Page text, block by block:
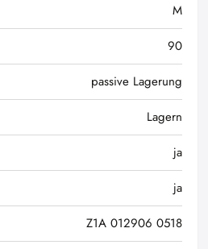
M
90
passive Lagerung
Lagern
ja
ja
Z1A 012906 0518